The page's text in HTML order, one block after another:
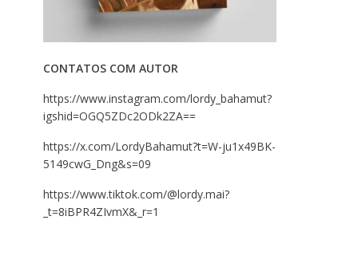
CONTATOS COM AUTOR
https://www.instagram.com/lordy_bahamut?
igshid=OGQ5ZDc2ODk2ZA==
https://x.com/LordyBahamut?t=W-ju1x49BK-
5149cwG_Dng&s=09
https://www.tiktok.com/@lordy.mai?
_t=8iBPR4ZIvmX&_r=1